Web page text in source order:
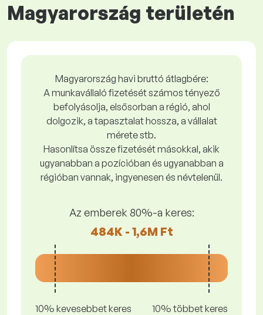
Magyarország területén
Magyarország havi bruttó átlagbére:
A munkavállaló fizetését számos tényező
befolyásolja, elsősorban a régió, ahol
dolgozik, a tapasztalat hossza, a vállalat
mérete stb.
Hasonlítsa össze fizetését másokkal, akik
ugyanabban a pozícióban és ugyanabban a
régióban vannak, ingyenesen és névtelenül.
Az emberek 80%-a keres:
484K - 1,6M Ft
10% kevesebbet keres
10% többet keres